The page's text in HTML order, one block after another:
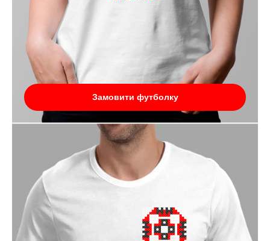
Замовити футболку